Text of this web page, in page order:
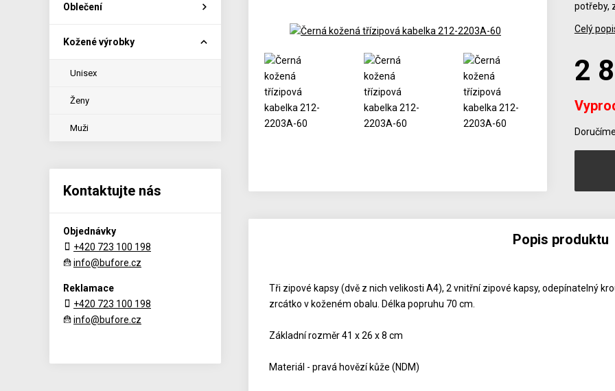
potřeby,
Celý
2
Počet
Popis produktu
Tři zipové kapsy (dvě z nich velikosti A4), 2 vnitřní zipové kapsy, odepínatelný
zrcátko v koženém obalu. Délka popruhu 70 cm.
Základní rozměr 41 x 26 x 8 cm
Materiál - pravá hovězí kůže (NDM)
Oblečení
Kožené výrobky
Unisex
Ženy
Muži
Kontaktujte nás
Objednávky
+420 723 100 198
info@bufore.cz
Reklamace
+420 723 100 198
info@bufore.cz